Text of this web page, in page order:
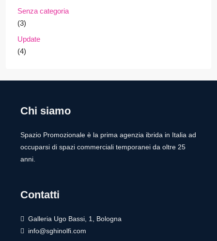
Senza categoria
(3)
Update
(4)
Chi siamo
Spazio Promozionale è la prima agenzia ibrida in Italia ad
occuparsi di spazi commerciali temporanei da oltre 25
anni.
Contatti
Galleria Ugo Bassi, 1, Bologna
info@sghinolfi.com